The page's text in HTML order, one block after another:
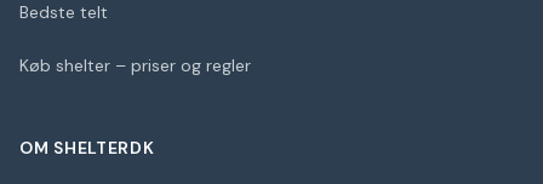
Bedste telt
Køb shelter – priser og regler
OM SHELTERDK